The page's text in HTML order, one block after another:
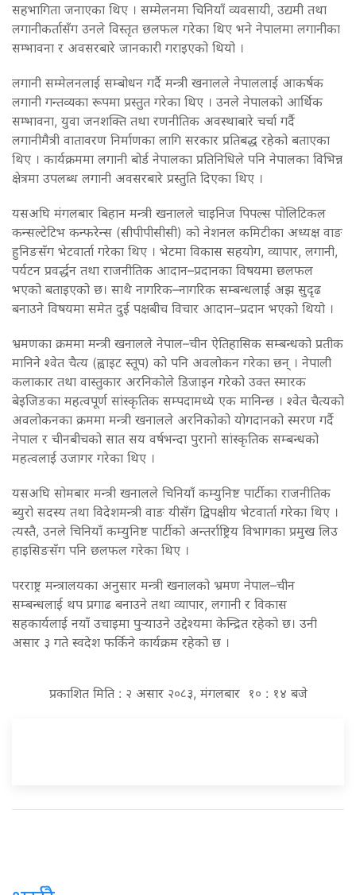
सहभागिता जनाएका थिए । सम्मेलनमा चिनियाँ व्यवसायी, उद्यमी तथा
लगानीकर्तासँग उनले विस्तृत छलफल गरेका थिए भने नेपालमा लगानीका
सम्भावना र अवसरबारे जानकारी गराइएको थियो ।
लगानी सम्मेलनलाई सम्बोधन गर्दै मन्त्री खनालले नेपाललाई आकर्षक
लगानी गन्तव्यका रूपमा प्रस्तुत गरेका थिए । उनले नेपालको आर्थिक
सम्भावना, युवा जनशक्ति तथा रणनीतिक अवस्थाबारे चर्चा गर्दै
लगानीमैत्री वातावरण निर्माणका लागि सरकार प्रतिबद्ध रहेको बताएका
थिए । कार्यक्रममा लगानी बोर्ड नेपालका प्रतिनिधिले पनि नेपालका विभिन्न
क्षेत्रमा उपलब्ध लगानी अवसरबारे प्रस्तुति दिएका थिए ।
यसअघि मंगलबार बिहान मन्त्री खनालले चाइनिज पिपल्स पोलिटिकल
कन्सल्टेटिभ कन्फरेन्स (सीपीपीसीसी) को नेशनल कमिटीका अध्यक्ष वाङ
हुनिङसँग भेटवार्ता गरेका थिए । भेटमा विकास सहयोग, व्यापार, लगानी,
पर्यटन प्रवर्द्धन तथा राजनीतिक आदान–प्रदानका विषयमा छलफल
भएको बताइएको छ। साथै नागरिक–नागरिक सम्बन्धलाई अझ सुदृढ
बनाउने विषयमा समेत दुई पक्षबीच विचार आदान–प्रदान भएको थियो ।
भ्रमणका क्रममा मन्त्री खनालले नेपाल–चीन ऐतिहासिक सम्बन्धको प्रतीक
मानिने श्वेत चैत्य (ह्वाइट स्तूप) को पनि अवलोकन गरेका छन् । नेपाली
कलाकार तथा वास्तुकार अरनिकोले डिजाइन गरेको उक्त स्मारक
बेइजिङका महत्वपूर्ण सांस्कृतिक सम्पदामध्ये एक मानिन्छ । श्वेत चैत्यको
अवलोकनका क्रममा मन्त्री खनालले अरनिकोको योगदानको स्मरण गर्दै
नेपाल र चीनबीचको सात सय वर्षभन्दा पुरानो सांस्कृतिक सम्बन्धको
महत्वलाई उजागर गरेका थिए ।
यसअघि सोमबार मन्त्री खनालले चिनियाँ कम्युनिष्ट पार्टीका राजनीतिक
ब्युरो सदस्य तथा विदेशमन्त्री वाङ यीसँग द्विपक्षीय भेटवार्ता गरेका थिए ।
त्यस्तै, उनले चिनियाँ कम्युनिष्ट पार्टीको अन्तर्राष्ट्रिय विभागका प्रमुख लिउ
हाइसिङसँग पनि छलफल गरेका थिए ।
परराष्ट्र मन्त्रालयका अनुसार मन्त्री खनालको भ्रमण नेपाल–चीन
सम्बन्धलाई थप प्रगाढ बनाउने तथा व्यापार, लगानी र विकास
सहकार्यलाई नयाँ उचाइमा पुर्‍याउने उद्देश्यमा केन्द्रित रहेको छ। उनी
असार ३ गते स्वदेश फर्किने कार्यक्रम रहेको छ ।
प्रकाशित मिति : २ असार २०८३, मंगलबार १० : १४ बजे